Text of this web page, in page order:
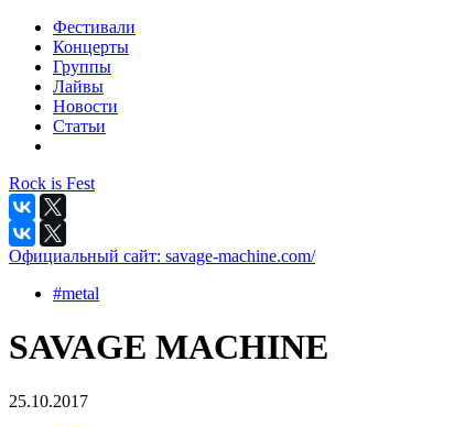
Фестивали
Концерты
Группы
Лайвы
Новости
Статьи
Rock is Fest
Официальный сайт: savage-machine.com/
#metal
SAVAGE MACHINE
25.10.2017